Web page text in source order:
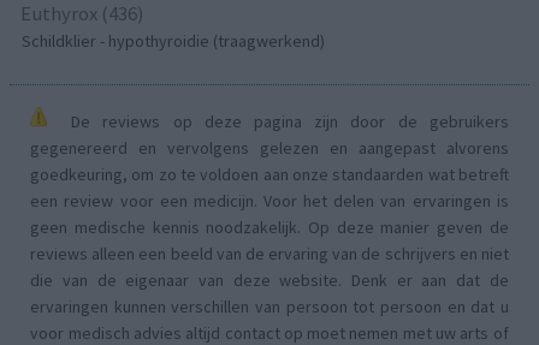
Euthyrox (436)
Schildklier - hypothyroidie (traagwerkend)
De reviews op deze pagina zijn door de gebruikers
gegenereerd en vervolgens gelezen en aangepast alvorens
goedkeuring, om zo te voldoen aan onze standaarden wat betreft
een review voor een medicijn. Voor het delen van ervaringen is
geen medische kennis noodzakelijk. Op deze manier geven de
reviews alleen een beeld van de ervaring van de schrijvers en niet
die van de eigenaar van deze website. Denk er aan dat de
ervaringen kunnen verschillen van persoon tot persoon en dat u
voor medisch advies altijd contact op moet nemen met uw arts of